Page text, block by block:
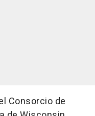
Consorcio de